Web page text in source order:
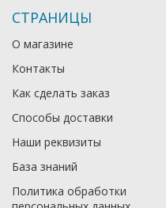
СТРАНИЦЫ
О магазине
Контакты
Как сделать заказ
Способы доставки
Наши реквизиты
База знаний
Политика обработки